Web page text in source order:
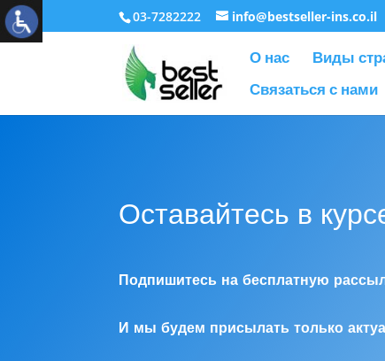
03-7282222 info@bestseller-ins.co.il
О нас Виды
Связаться с нами
Оставайтесь в
Подпишитесь на бесплатную
И мы будем присылать только